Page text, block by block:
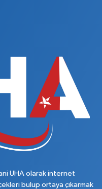
UHA olarak internet
bulup ortaya çıkarmak